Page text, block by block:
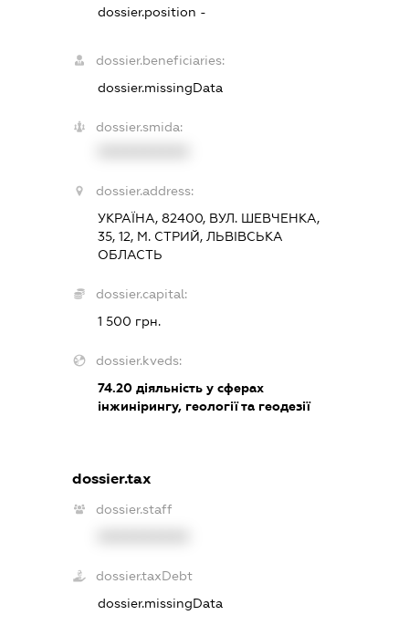
dossier.position -
dossier.beneficiaries:
dossier.missingData
dossier.smida:
dossier.address:
УКРАЇНА, 82400, ВУЛ. ШЕВЧЕНКА,
35, 12, М. СТРИЙ, ЛЬВІВСЬКА
ОБЛАСТЬ
dossier.capital:
1 500 грн.
dossier.kveds:
74.20діяльність у сферах
інжинірингу, геології та геодезії
dossier.tax
dossier.staff
dossier.taxDebt
dossier.missingData